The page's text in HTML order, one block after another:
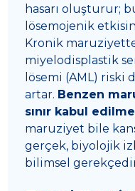
hasarı oluşturur;
lösemojenik
Kronik
miyelodisplastik
lösemi (AML) riski
artar. Benzen
sınır kabul
maruziyet bile
gerçek, biyolojik
bilimsel